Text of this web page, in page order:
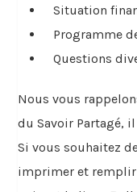
Situation
Programme
Questions
Nous vous
du Savoir Partagé,
Si vous souhaitez
imprimer et remplir